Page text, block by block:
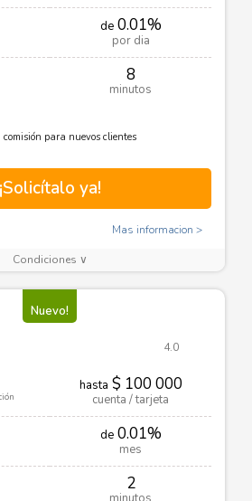
de0.01%
por dia
8
minutos
comisión para nuevos clientes
¡Solicítalo ya!
Mas informacion
Condiciones ∨
Nuevo!
4.0
hasta $ 100 000
cuenta / tarjeta
de0.01%
mes
2